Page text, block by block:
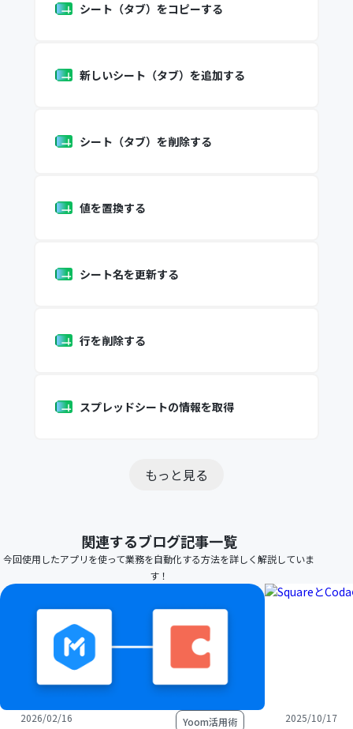
シート（タブ）をコピーする
新しいシート（タブ）を追加する
シート（タブ）を削除する
値を置換する
シート名を更新する
行を削除する
スプレッドシートの情報を取得
もっと見る
関連するブログ記事一覧
今回使用したアプリを使って業務を自動化する方法を詳しく解説していま
す！
2026/02/16 Yoom活用術 2025/10/17